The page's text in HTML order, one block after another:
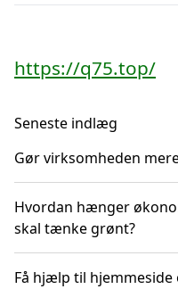
https://q75.top/
Seneste indlæg
Gør virksomheden
Hvordan hænger
skal tænke grønt?
Få hjælp til